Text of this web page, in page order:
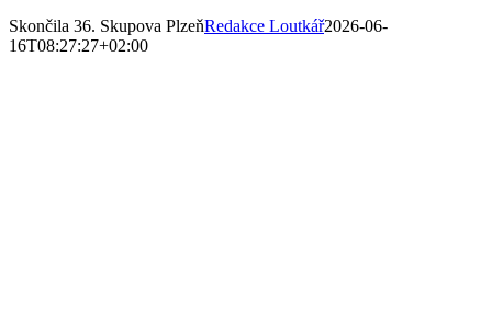
Skončila 36. Skupova PlzeňRedakce Loutkář2026-06-
16T08:27:27+02:00